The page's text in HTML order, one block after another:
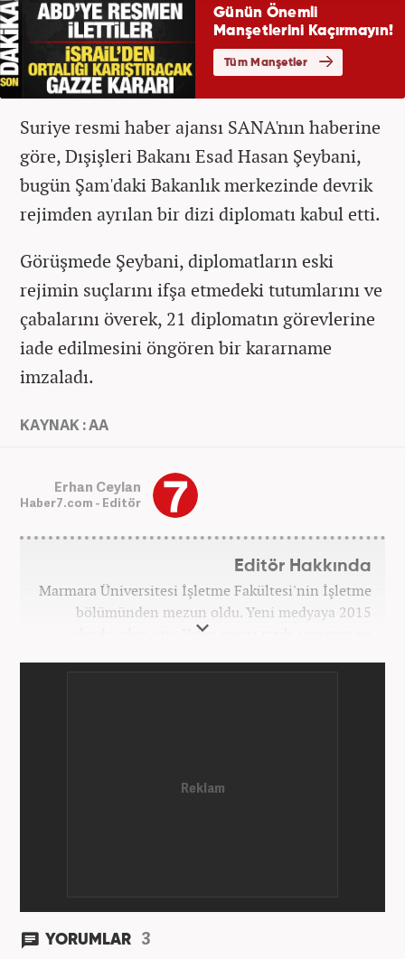
Suriye resmi haber ajansı SANA'nın haberine
göre, Dışişleri Bakanı Esad Hasan Şeybani,
bugün Şam'daki Bakanlık merkezinde devrik
rejimden ayrılan bir dizi diplomatı kabul etti.
Görüşmede Şeybani, diplomatların eski
rejimin suçlarını ifşa etmedeki tutumlarını ve
çabalarını överek, 21 diplomatın görevlerine
iade edilmesini öngören bir kararname
imzaladı.
KAYNAK : AA
Erhan Ceylan
Haber7.com - Editör
Editör Hakkında
Marmara Üniversitesi İşletme Fakültesi'nin İşletme
bölümünden mezun oldu. Yeni medyaya 2015
yılında adım attı. Yakın siyasi tarih, yönetim ve
tahrif edilen olguları savunmak, temiz bilgi
YORUMLAR 3